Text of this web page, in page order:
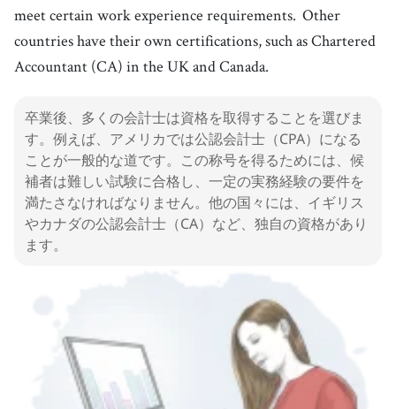
meet certain work experience requirements. Other
countries have their own certifications, such as Chartered
Accountant (CA) in the UK and Canada.
卒業後、多くの会計士は資格を取得することを選びま
す。例えば、アメリカでは公認会計士（CPA）になる
ことが一般的な道です。この称号を得るためには、候
補者は難しい試験に合格し、一定の実務経験の要件を
満たさなければなりません。他の国々には、イギリス
やカナダの公認会計士（CA）など、独自の資格があり
ます。